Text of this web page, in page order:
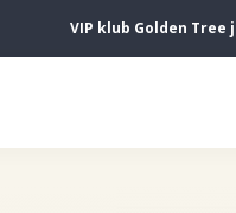
VIP klub Golden